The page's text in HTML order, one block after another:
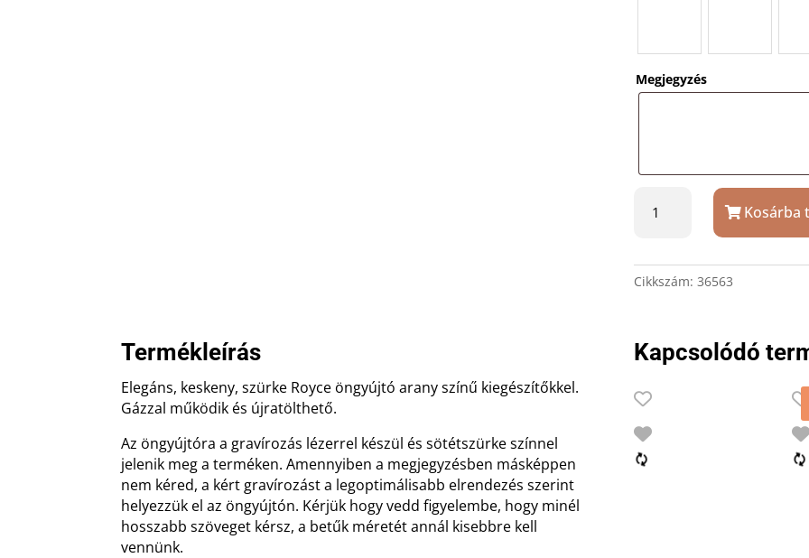
Megjegyzés
szürke-
gravírozással
Kosárba
Cikkszám: 36563
Termékleírás
Elegáns, keskeny, szürke Royce öngyújtó arany színű kiegészítőkkel.
Gázzal működik és újratölthető.
Az öngyújtóra a gravírozás lézerrel készül és sötétszürke színnel
jelenik meg a terméken. Amennyiben a megjegyzésben másképpen
nem kéred, a kért gravírozást a legoptimálisabb elrendezés szerint
helyezzük el az öngyújtón. Kérjük hogy vedd figyelembe, hogy minél
hosszabb szöveget kérsz, a betűk méretét annál kisebbre kell
vennünk.
Kapcsolódó